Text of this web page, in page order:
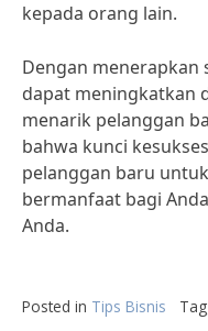
kepada orang lain.
Dengan menerapkan
dapat meningkatkan
menarik pelanggan
bahwa kunci
pelanggan baru
bermanfaat bagi
Anda.
Posted in Tips Bisnis